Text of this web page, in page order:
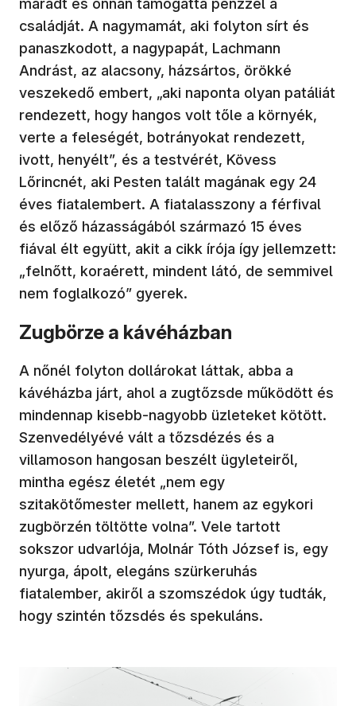
maradt és onnan támogatta pénzzel a
családját. A nagymamát, aki folyton sírt és
panaszkodott, a nagypapát, Lachmann
Andrást, az alacsony, házsártos, örökké
veszekedő embert, „aki naponta olyan patáliát
rendezett, hogy hangos volt tőle a környék,
verte a feleségét, botrányokat rendezett,
ivott, henyélt”, és a testvérét, Kövess
Lőrincnét, aki Pesten talált magának egy 24
éves fiatalembert. A fiatalasszony a férfival
és előző házasságából származó 15 éves
fiával élt együtt, akit a cikk írója így jellemzett:
„felnőtt, koraérett, mindent látó, de semmivel
nem foglalkozó” gyerek.
Zugbörze a kávéházban
A nőnél folyton dollárokat láttak, abba a
kávéházba járt, ahol a zugtőzsde működött és
mindennap kisebb-nagyobb üzleteket kötött.
Szenvedélyévé vált a tőzsdézés és a
villamoson hangosan beszélt ügyleteiről,
mintha egész életét „nem egy
szitakötőmester mellett, hanem az egykori
zugbörzén töltötte volna”. Vele tartott
sokszor udvarlója, Molnár Tóth József is, egy
nyurga, ápolt, elegáns szürkeruhás
fiatalember, akiről a szomszédok úgy tudták,
hogy szintén tőzsdés és spekuláns.